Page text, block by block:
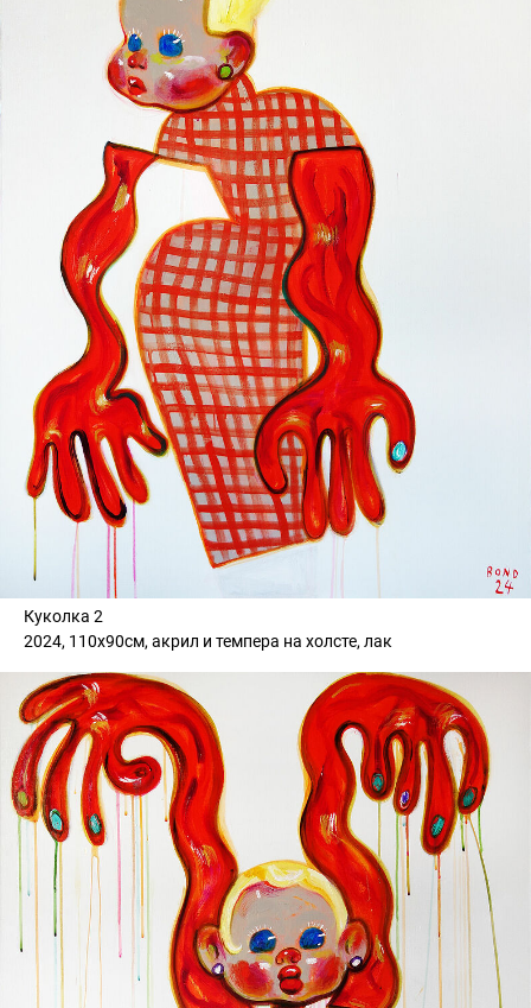
Куколка 2
2024, 110х90см, акрил и темпера на холсте, лак